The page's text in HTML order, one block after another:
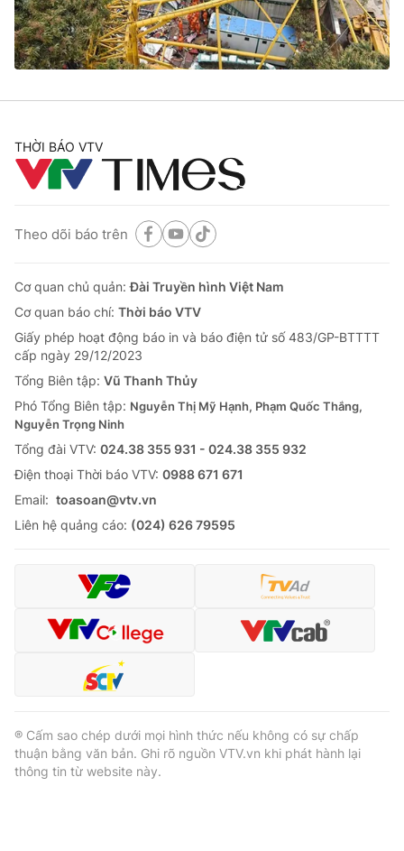
thuận bằng văn bản. Ghi rõ nguồn VTV.vn khi phát hành lại
thông tin từ website này.
THỜI BÁO VTV
Theo dõi báo trên
Cơ quan chủ quản:Đài Truyền hình Việt Nam
Cơ quan báo chí: Thời báo VTV
Giấy phép hoạt động báo in và báo điện tử số 483/GP-BTTTT
cấp ngày 29/12/2023
Tổng Biên tập: Vũ Thanh Thủy
Phó Tổng Biên tập: Nguyễn Thị Mỹ Hạnh, Phạm Quốc Thắng,
Nguyễn Trọng Ninh
Tổng đài VTV: 024.38 355 931 - 024.38 355 932
Ðiện thoại Thời báo VTV: 0988 671 671
Email: toasoan@vtv.vn
Liên hệ quảng cáo: (024) 626 79595
® Cấm sao chép dưới mọi hình thức nếu không có sự chấp
thuận bằng văn bản. Ghi rõ nguồn VTV.vn khi phát hành lại
thông tin từ website này.